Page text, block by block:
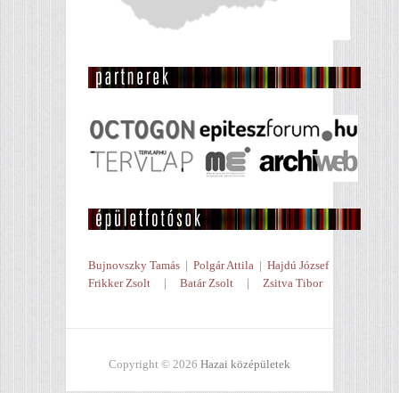
Bujnovszky Tamás | Polgár Attila | Hajdú József
Frikker Zsolt | Batár Zsolt | Zsitva Tibor
Copyright © 2026 Hazai középületek